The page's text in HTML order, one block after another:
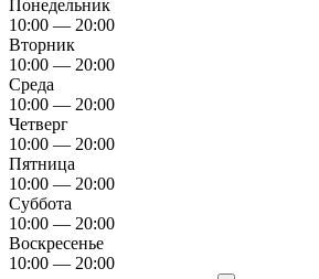
Понедельник
10:00 — 20:00
Вторник
10:00 — 20:00
Среда
10:00 — 20:00
Четверг
10:00 — 20:00
Пятница
10:00 — 20:00
Суббота
10:00 — 20:00
Воскресенье
10:00 — 20:00